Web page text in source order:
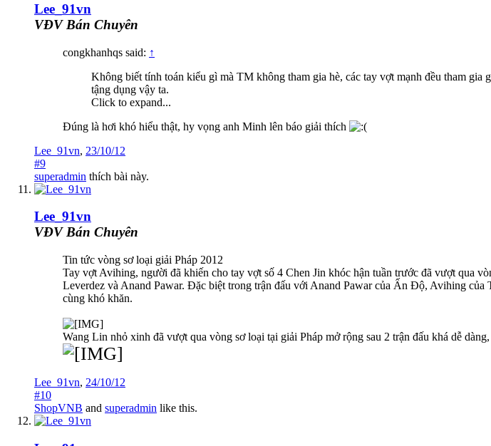
Lee_91vn
VĐV Bán Chuyên
congkhanhqs said: ↑
Không biết tính toán kiểu gì mà TM không tham gia hè, các tay vợt mạnh đều tham
tậng dụng vậy ta.
Click to expand...
Đúng là hơi khó hiểu thật, hy vọng anh Minh lên báo giải thích
Lee_91vn, 23/10/12
#9
superadmin thích bài này.
Lee_91vn
VĐV Bán Chuyên
Tin tức vòng sơ loại giải Pháp 2012
Tay vợt Avihing, người đã khiến cho tay vợt số 4 Chen Jin khóc hận tuần trước đã vượt qua
Leverdez và Anand Pawar. Đặc biệt trong trận đấu với Anand Pawar của Ấn Độ, Avihing
cùng khó khăn.
Wang Lin nhỏ xinh đã vượt qua vòng sơ loại tại giải Pháp mở rộng sau 2 trận đấu khá dễ
Lee_91vn, 24/10/12
#10
ShopVNB and superadmin like this.